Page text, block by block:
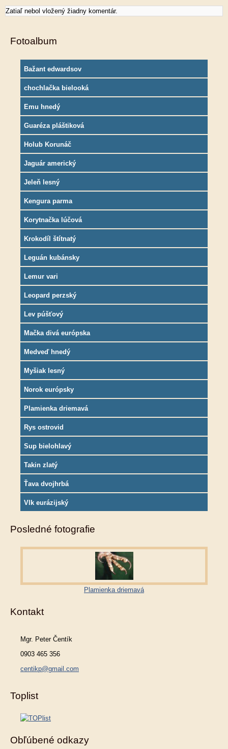
Zatiaľ nebol vložený žiadny komentár.
Fotoalbum
Bažant edwardsov
chochlačka bielooká
Emu hnedý
Guaréza pláštiková
Holub Korunáč
Jaguár americký
Jeleň lesný
Kengura parma
Korytnačka lúčová
Krokodíl štítnatý
Leguán kubánsky
Lemur vari
Leopard perzský
Lev púšťový
Mačka divá európska
Medveď hnedý
Myšiak lesný
Norok európsky
Plamienka driemavá
Rys ostrovid
Sup bielohlavý
Takin zlatý
Ťava dvojhrbá
Vlk eurázijský
Posledné fotografie
Plamienka driemavá
Kontakt
Mgr. Peter Čentík
0903 465 356
centikp@gmail.com
Toplist
Obľúbené odkazy